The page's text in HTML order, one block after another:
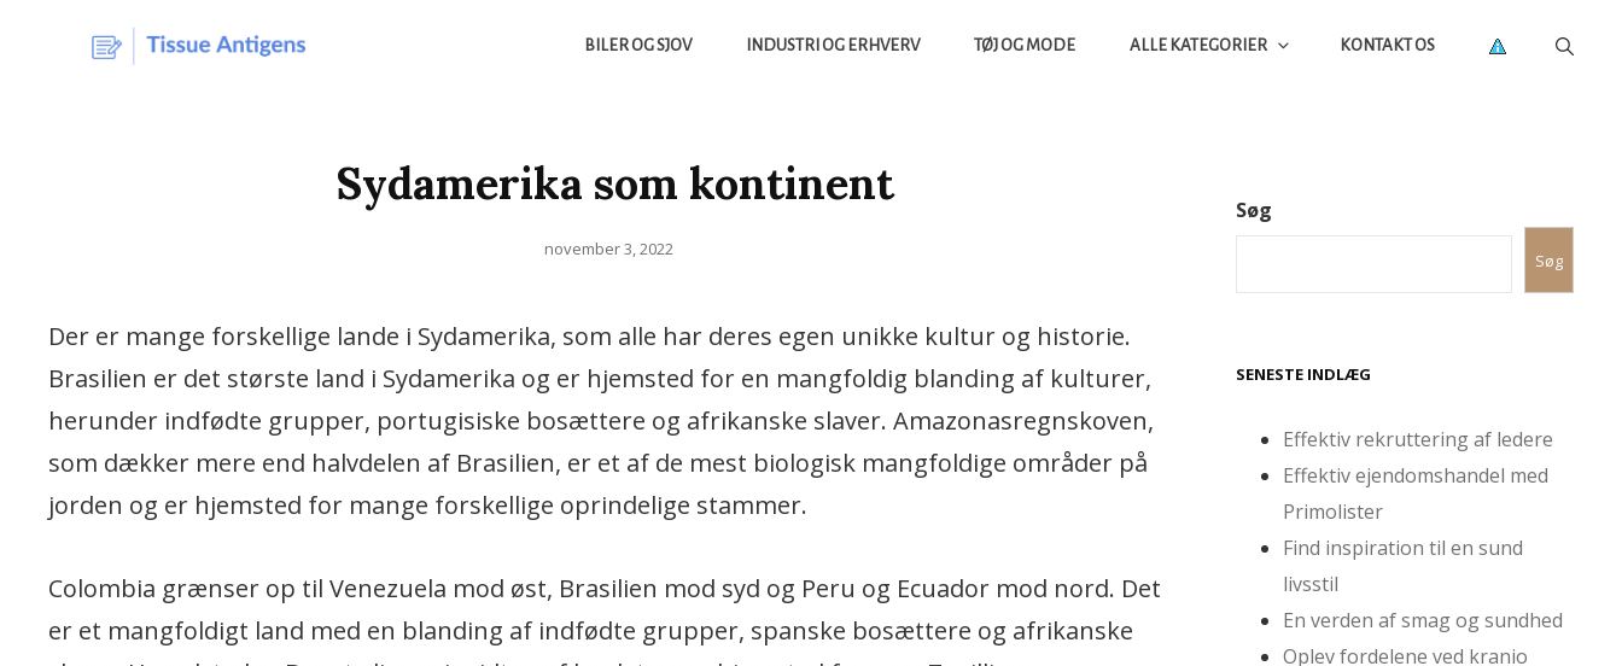
Vi Bruger De Bedste Nyheder Fra Tech Verdenen Og Meget Mere
BILER OG SJOV INDUSTRI OG ERHVERV TØJ OG MODE ALLE KATEGORIER KONTAKT OS
Sydamerika som kontinent
Posted
november 3, 2022
Der er mange forskellige lande i Sydamerika, som alle har deres egen unikke kultur og historie.
Brasilien er det største land i Sydamerika og er hjemsted for en mangfoldig blanding af kulturer,
herunder indfødte grupper, portugisiske bosættere og afrikanske slaver. Amazonasregnskoven,
som dækker mere end halvdelen af Brasilien, er et af de mest biologisk mangfoldige områder på
jorden og er hjemsted for mange forskellige oprindelige stammer.
Colombia grænser op til Venezuela mod øst, Brasilien mod syd og Peru og Ecuador mod nord. Det
er et mangfoldigt land med en blanding af indfødte grupper, spanske bosættere og afrikanske
Søg
Søg
SENESTE INDLÆG
Effektiv rekruttering af ledere
Effektiv ejendomshandel med
Primolister
Find inspiration til en sund
livsstil
En verden af smag og sundhed
Oplev fordelene ved kranio